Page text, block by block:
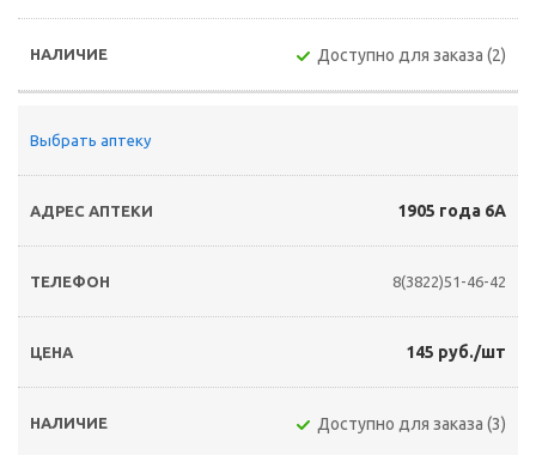
Доступно для заказа (2)
Выбрать аптеку
1905 года 6А
8(3822)51-46-42
145 руб./шт
Доступно для заказа (3)